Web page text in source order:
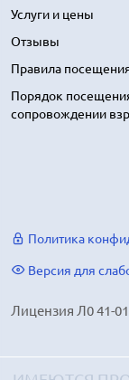
Услуги и цены
Отзывы
Правила
Порядок
сопровождении
Политика
Версия для
Лицензия Л0 41-